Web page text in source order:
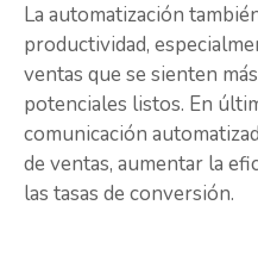
La automatización
productividad,
ventas que se sienten
potenciales listos. En
comunicación
de ventas, aumentar la
las tasas de conversión.